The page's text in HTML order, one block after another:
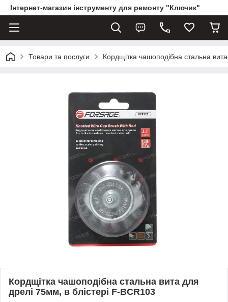
Інтернет-магазин інструменту для ремонту "Ключик"
Товари та послуги Кордщітка чашоподібна стальна
Кордщітка чашоподібна стальна вита для
дрелі 75мм, в блістері F-BCR103